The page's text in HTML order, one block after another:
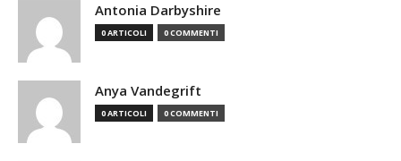
Antonia Darbyshire
0 ARTICOLI 0 COMMENTI
Anya Vandegrift
0 ARTICOLI 0 COMMENTI